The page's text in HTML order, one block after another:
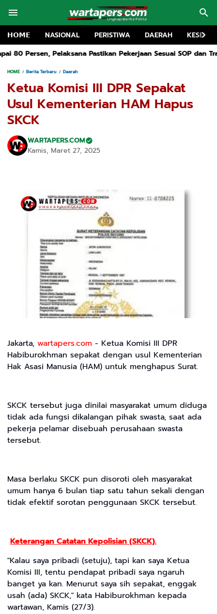
𝗛𝗢𝗠𝗘 NASIONAL PERISTIWA DAERAH
Pekerjaan Sesuai SOP dan Transparan Terancam
HOME Berita Terbaru Daerah
Ketua Komisi III DPR Sepakat
Usul Kementerian HAM Hapus
SKCK
WARTAPERS.COM
Kamis, Maret 27, 2025
Jakarta, wartapers.com - Ketua Komisi III DPR
Habiburokhman sepakat dengan usul Kementerian
Hak Asasi Manusia (HAM) untuk menghapus Surat.
SKCK tersebut juga dinilai masyarakat umum diduga
tidak ada fungsi dikalangan pihak swasta, saat ada
pekerja pelamar disebuah perusahaan swasta
tersebut.
Masa berlaku SKCK pun disoroti oleh masyarakat
umum hanya 6 bulan tiap satu tahun sekali dengan
tidak efektif sorotan penggunaan SKCK tersebut.
Keterangan Catatan Kepolisian (SKCK).
"Kalau saya pribadi (setuju), tapi kan saya Ketua
Komisi III, tentu pendapat pribadi saya ngaruh
banget ya kan. Menurut saya sih sepakat, enggak
usah (ada) SKCK," kata Habiburokhman kepada
wartawan, Kamis (27/3).